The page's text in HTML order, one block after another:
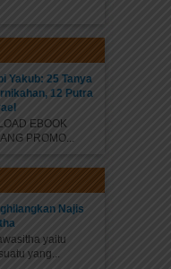
Yakub: 25 Tanya
12 Putra
EBOOK
PROMO...
Najis
yaitu
yang...